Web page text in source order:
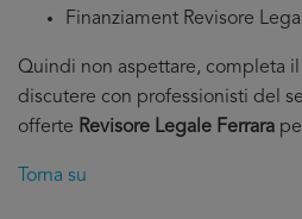
Finanziament Revisore
Quindi non aspettare, completa
discutere con professionisti del
offerte Revisore Legale Ferrara
Torna su